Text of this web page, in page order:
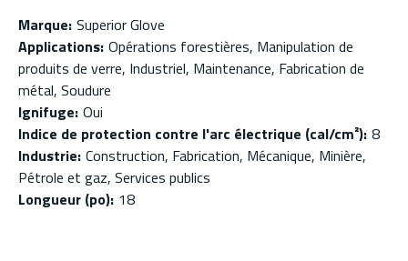
Marque: Superior Glove
Applications: Opérations forestières, Manipulation de
produits de verre, Industriel, Maintenance, Fabrication de
métal, Soudure
Ignifuge: Oui
Indice de protection contre l'arc électrique (cal/cm²): 8
Industrie: Construction, Fabrication, Mécanique, Minière,
Pétrole et gaz, Services publics
Longueur (po): 18